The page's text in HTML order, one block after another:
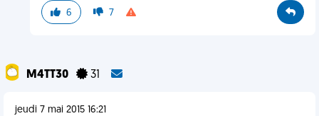
6 7
M4TT30 31
jeudi 7 mai 2015 16:21